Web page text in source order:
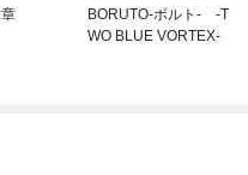
BORUTO-ボルト- -T
WO BLUE VORTEX-